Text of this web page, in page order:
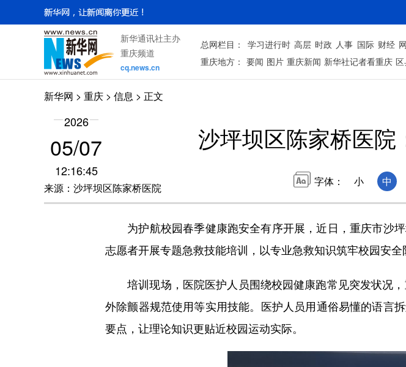
新华通讯社主办
重庆频道
cq.news.cn
总网栏目： 学习进行时 高层 时政 人事 国际 财经
重庆地方： 要闻 图片 重庆新闻 新华社记者看重庆
新华网 > 重庆 > 信息 > 正文
2026
05/07
12:16:45
来源：沙坪坝区陈家桥医院
沙坪坝区陈家桥医
字体： 小 中
为护航校园春季健康跑安全有序开展，近日，重庆市沙
志愿者开展专题急救技能培训，以专业急救知识筑牢校园安全
培训现场，医院医护人员围绕校园健康跑常见突发状况
外除颤器规范使用等实用技能。医护人员用通俗易懂的语言
要点，让理论知识更贴近校园运动实际。